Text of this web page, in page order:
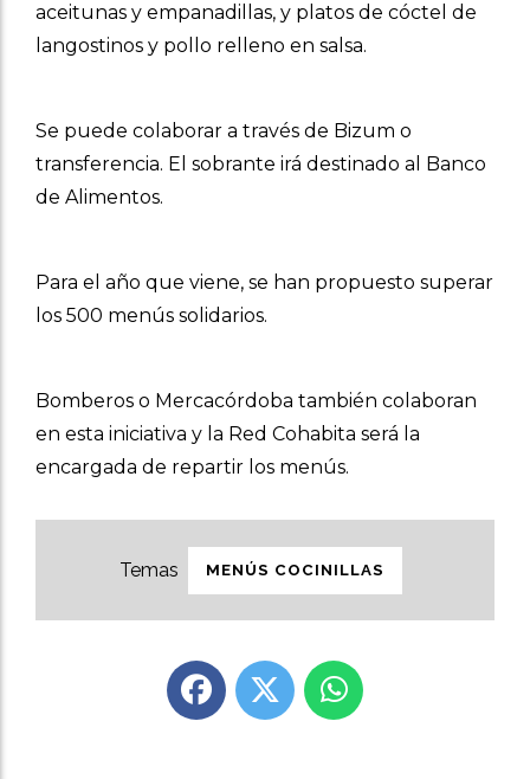
aceitunas y empanadillas, y platos de cóctel de
langostinos y pollo relleno en salsa.
Se puede colaborar a través de Bizum o
transferencia. El sobrante irá destinado al Banco
de Alimentos.
Para el año que viene, se han propuesto superar
los 500 menús solidarios.
Bomberos o Mercacórdoba también colaboran
en esta iniciativa y la Red Cohabita será la
encargada de repartir los menús.
MENÚS COCINILLAS